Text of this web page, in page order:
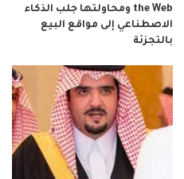
the Web ومحاولتها جلب الذكاء
الاصطناعي إلى مواقع البيع
بالتجزئة